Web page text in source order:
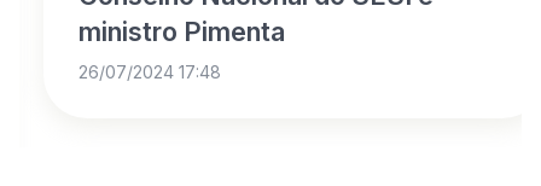
ministro Pimenta
26/07/2024 17:48